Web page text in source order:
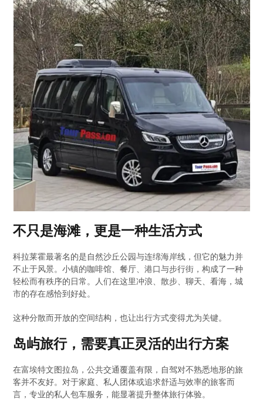
不只是海滩，更是一种生活方式
科拉莱霍最著名的是自然沙丘公园与连绵海岸线，但它的魅力并
不止于风景。小镇的咖啡馆、餐厅、港口与步行街，构成了一种
轻松而有秩序的日常。人们在这里冲浪、散步、聊天、看海，城
市的存在感恰到好处。
这种分散而开放的空间结构，也让出行方式变得尤为关键。
岛屿旅行，需要真正灵活的出行方案
在富埃特文图拉岛，公共交通覆盖有限，自驾对不熟悉地形的旅
客并不友好。对于家庭、私人团体或追求舒适与效率的旅客而
言，专业的私人包车服务，能显著提升整体旅行体验。